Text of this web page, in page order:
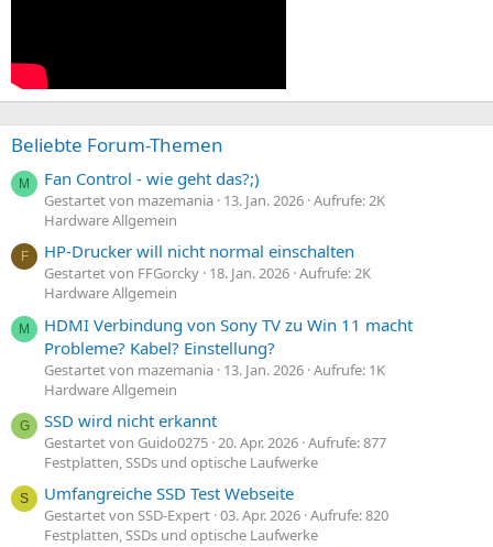
Beliebte Forum-Themen
M Fan Control - wie geht das?;)
Gestartet von mazemania 13. Jan. 2026 Aufrufe: 2K
Hardware Allgemein
F HP-Drucker will nicht normal einschalten
Gestartet von FFGorcky 18. Jan. 2026 Aufrufe: 2K
Hardware Allgemein
M
HDMI Verbindung von Sony TV zu Win 11 macht
Probleme? Kabel? Einstellung?
Gestartet von mazemania 13. Jan. 2026 Aufrufe: 1K
Hardware Allgemein
G SSD wird nicht erkannt
Gestartet von Guido0275 20. Apr. 2026 Aufrufe: 877
Festplatten, SSDs und optische Laufwerke
S Umfangreiche SSD Test Webseite
Gestartet von SSD-Expert 03. Apr. 2026 Aufrufe: 820
Festplatten, SSDs und optische Laufwerke